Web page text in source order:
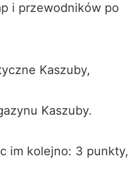
i przewodników po
Kaszuby,
Kaszuby.
im kolejno: 3 punkty,